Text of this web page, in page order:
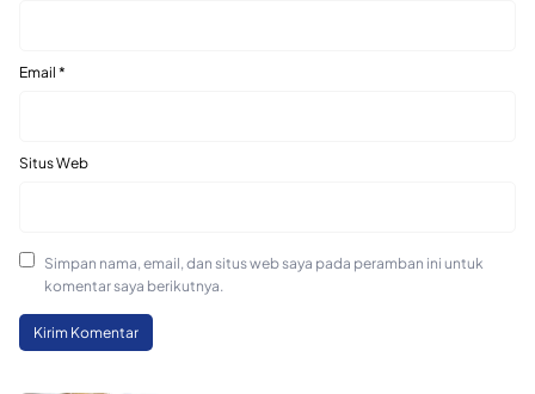
Email *
Situs Web
Simpan nama, email, dan situs web saya pada peramban ini untuk
komentar saya berikutnya.